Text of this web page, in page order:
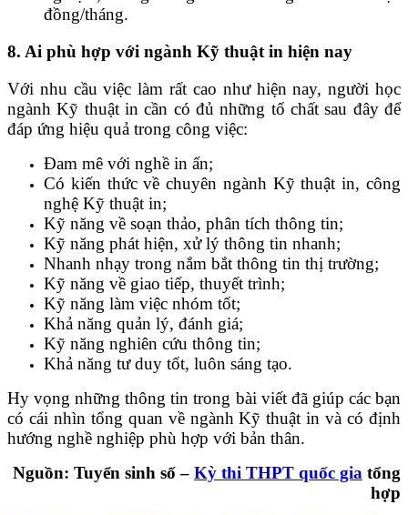
đồng/tháng.
8. Ai phù hợp với ngành Kỹ thuật in hiện nay
Với nhu cầu việc làm rất cao như hiện nay, người học
ngành Kỹ thuật in cần có đủ những tố chất sau đây để
đáp ứng hiệu quả trong công việc:
Đam mê với nghề in ấn;
Có kiến thức về chuyên ngành Kỹ thuật in, công
nghệ Kỹ thuật in;
Kỹ năng về soạn thảo, phân tích thông tin;
Kỹ năng phát hiện, xử lý thông tin nhanh;
Nhanh nhạy trong nắm bắt thông tin thị trường;
Kỹ năng về giao tiếp, thuyết trình;
Kỹ năng làm việc nhóm tốt;
Khả năng quản lý, đánh giá;
Kỹ năng nghiên cứu thông tin;
Khả năng tư duy tốt, luôn sáng tạo.
Hy vọng những thông tin trong bài viết đã giúp các bạn
có cái nhìn tổng quan về ngành Kỹ thuật in và có định
hướng nghề nghiệp phù hợp với bản thân.
Nguồn: Tuyển sinh số – Kỳ thi THPT quốc gia tổng
hợp